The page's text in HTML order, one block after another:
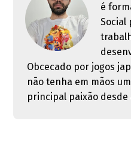
é
Social
Obcecado por jogos
não tenha em mãos
principal paixão desde